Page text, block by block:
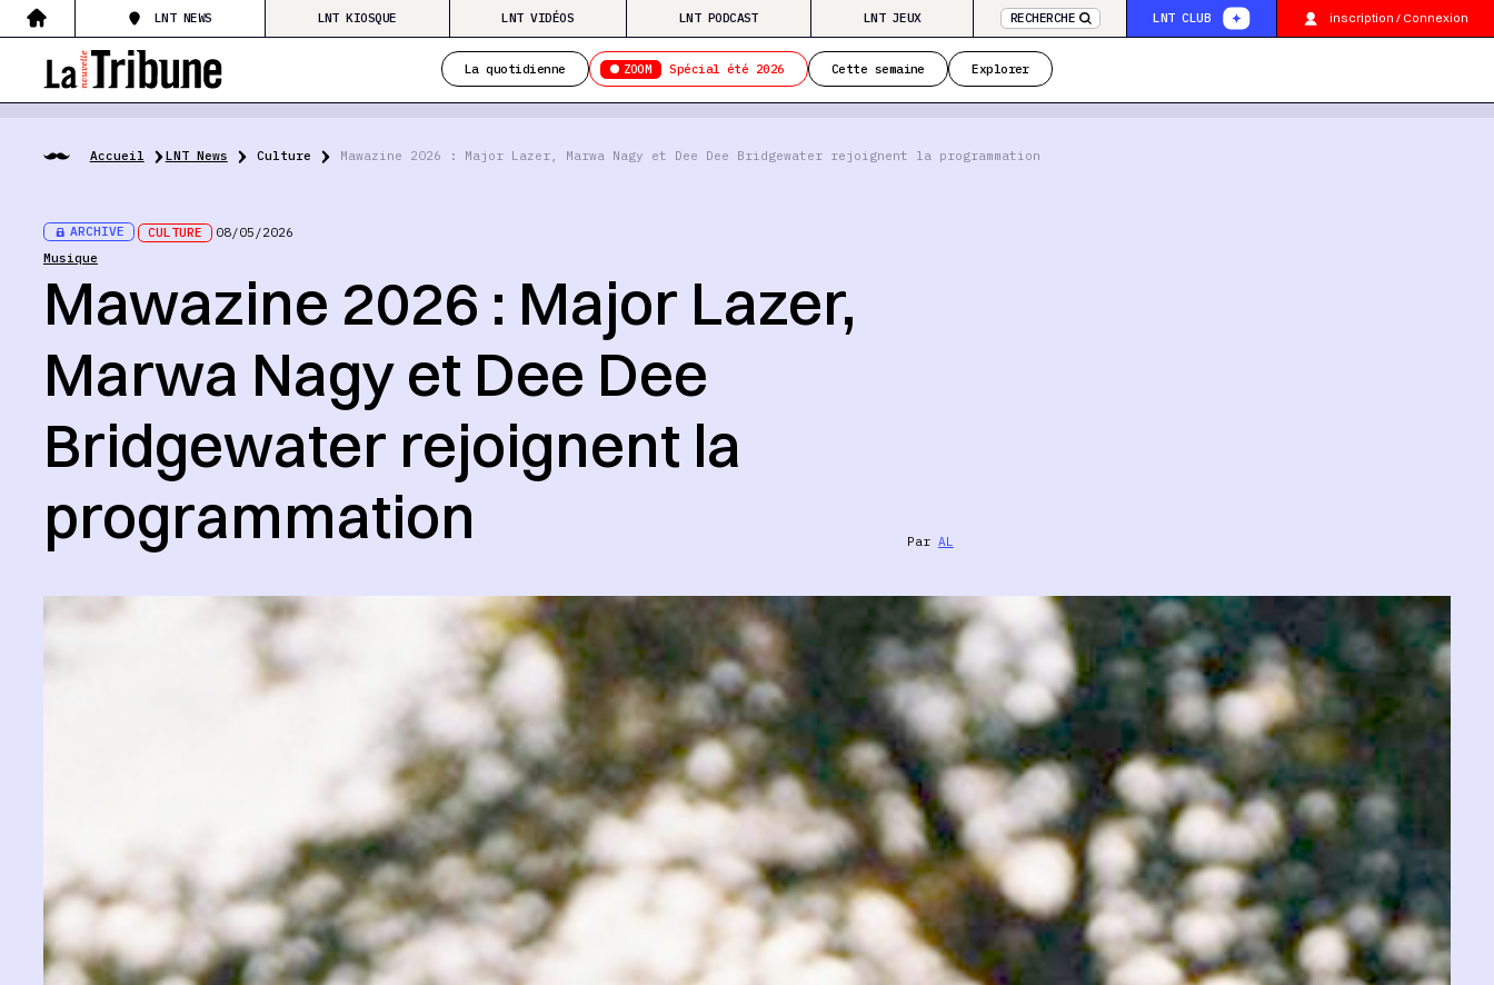
LNT NEWS LNT KIOSQUE LNT VIDÉOS LNT PODCAST LNT JEUX RECHERCHE LNT CLUB inscription / Connexion
La quotidienne ZOOM Spécial été 2026 Cette semaine Explorer
Accueil LNT News Culture Mawazine 2026 : Major Lazer, Marwa Nagy et Dee Dee Bridgewater rejoignent la programmation
ARCHIVE CULTURE
08/05/2026
Musique
Mawazine 2026 : Major Lazer,
Marwa Nagy et Dee Dee
Bridgewater rejoignent la
programmation
Par AL